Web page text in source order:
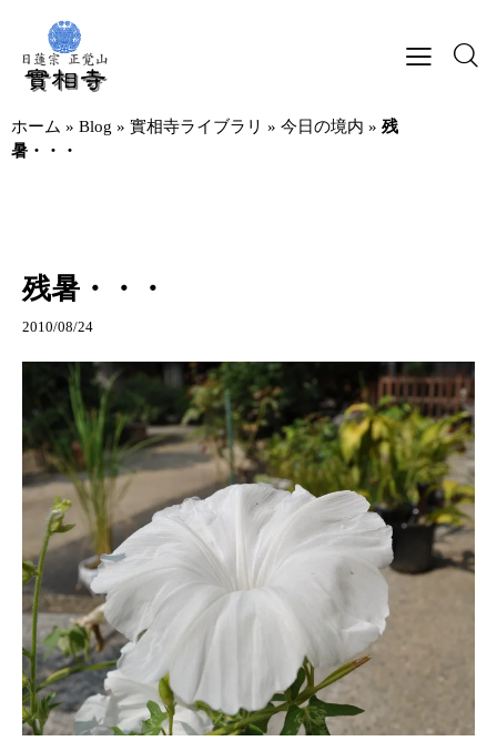
ホーム » Blog » 實相寺ライブラリ » 今日の境内 » 残
暑・・・
残暑・・・
2010/08/24